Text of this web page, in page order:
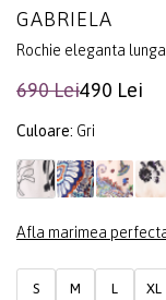
GABRIELA
Rochie eleganta
690 Lei490 Lei
Culoare: Gri
Afla marimea
S M L XL